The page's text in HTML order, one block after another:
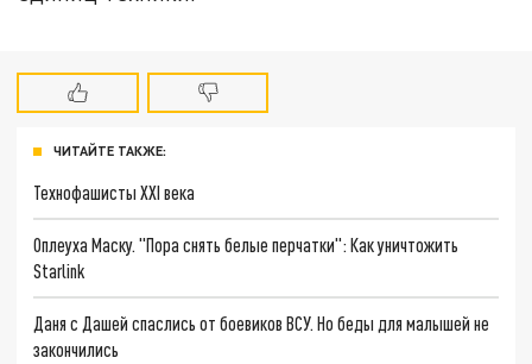
ЧИТАЙТЕ ТАКЖЕ:
Технофашисты XXI века
Оплеуха Маску. "Пора снять белые перчатки": Как уничтожить
Starlink
Даня с Дашей спаслись от боевиков ВСУ. Но беды для малышей не
закончились